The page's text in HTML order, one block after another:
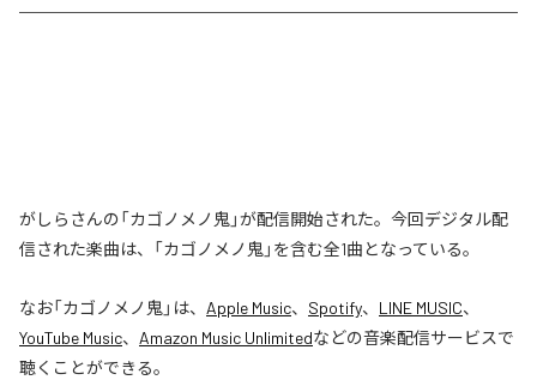
がしらさんの「カゴノメノ鬼」が配信開始された。今回デジタル配
信された楽曲は、「カゴノメノ鬼」を含む全1曲となっている。
なお「カゴノメノ鬼」は、 Apple Music、 Spotify、 LINE MUSIC、
YouTube Music、 Amazon Music Unlimitedなどの音楽配信サービスで
聴くことができる。